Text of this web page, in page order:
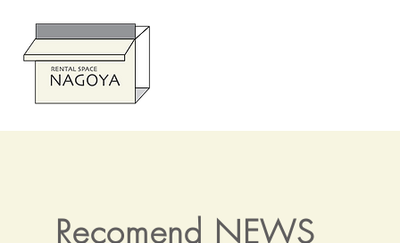
Recomend NEWS